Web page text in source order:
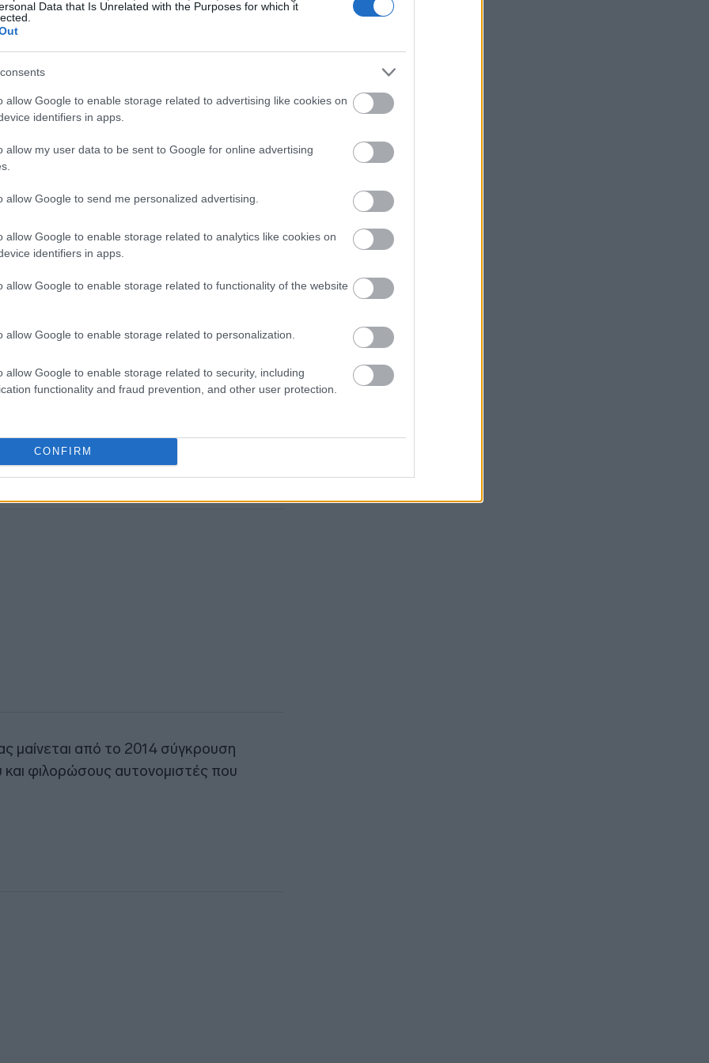
Data that Is Unrelated with the Purposes for which it
allow Google to enable storage related to advertising like cookies on
identifiers in apps.
allow my user data to be sent to Google for online advertising
allow Google to send me personalized advertising.
allow Google to enable storage related to analytics like cookies on
identifiers in apps.
allow Google to enable storage related to functionality of the website
allow Google to enable storage related to personalization.
allow Google to enable storage related to security, including
functionality and fraud prevention, and other user protection.
CONFIRM
ότι συγκέντρωσε δεκάδες
γειτονική της Ουκρανία εν αναμονή
πρόθεση, αλλά θέτει ως
έναν κατάλογο αιτημάτων, την
για να υπάρξουν εγγυήσεις για
ότι η Ουκρανία δεν θα ενταχθεί
συνομιλία ο υπουργός Εξωτερικών
ομόλογό του Σεργκέι Λαβρόφ όσον
αυτήν την κρίση, ενώ οι συνομιλίες που
το χάσμα που χωρίζει τις δύο
μαίνεται από το 2014 σύγκρουση
και φιλορώσους αυτονομιστές που
AfD, επτά μονάδες μπροστά από το
22:26 Πτώση για τον χρυσό μετά το υψηλό
επτά εβδομάδων με φόντο το Ιράν
Η Ρωσία έπληξε κόμβο εφοδιασμού
στην περιοχή του Κιέβου με drones
πύραυλο μικρού βεληνεκούς», λέει η
Σεούλ
Η ελληνική startup Omilia άντλησε 67
εκατ. δολάρια και ανοίγει γραφείο στις
21:15
Άνοιξε το myBusinessSupport για τις
21:03
Ο Τραμπ δηλώνει «πολύ
ικανοποιημένος» από το έργο του Πιτ